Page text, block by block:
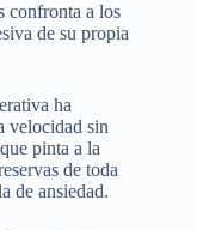
confronta a los
de su propia
ha
velocidad sin
pinta a la
de toda
de ansiedad.